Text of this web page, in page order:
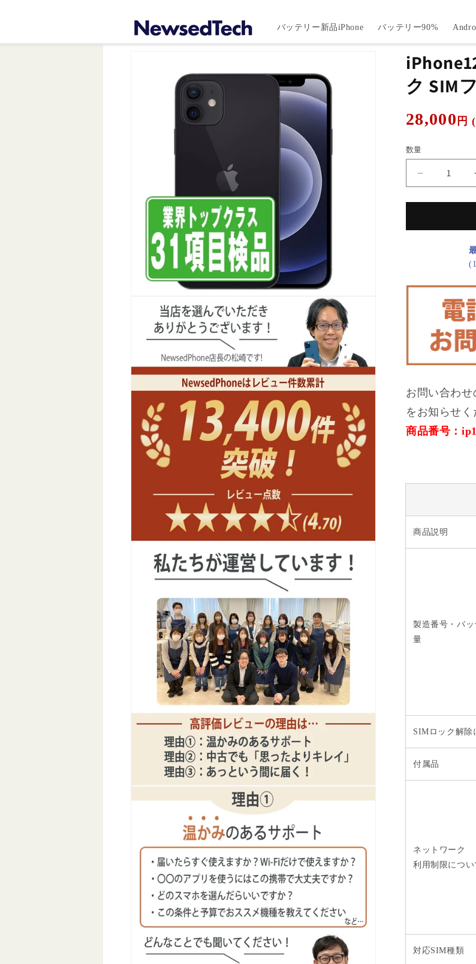
バッテリー新品iPhone バッテリー90%
ク SIM
通
価
格
28,000 円
数量
iPhone12
64GB
ブ
ッ
ン
数
を
減
お問い合わ
をお知らせく
商品番号：
商品説明
製造番号・バ
量
SIMロック解除
付属品
ネットワーク
利用制限につい
対応SIM種類